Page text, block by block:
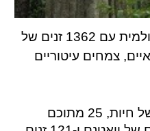
הוכר כשמורה ביוספרית עולמית עם 1362 זנים של
צמחים עיטוריים
עולם החי כולל 62 מינים של חיות, 25 מתוכם